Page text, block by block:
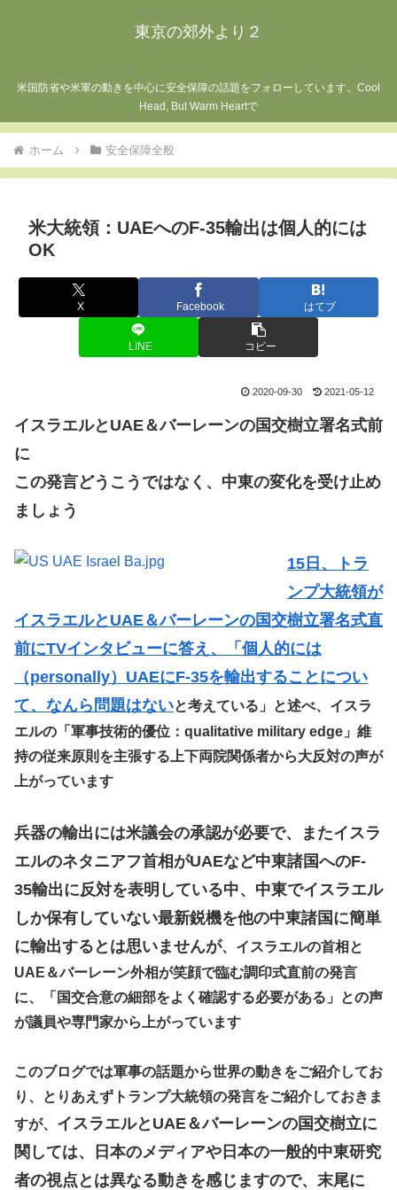
東京の郊外より２
米国防省や米軍の動きを中心に安全保障の話題をフォローしています。Cool
Head, But Warm Heartで
ホーム 安全保障全般
米大統領：UAEへのF-35輸出は個人的には
OK
X Facebook はてブ
LINE コピー
2020-09-30 2021-05-12
イスラエルとUAE＆バーレーンの国交樹立署名式前
に
この発言どうこうではなく、中東の変化を受け止め
ましょう
15日、トラ
ンプ大統領が
イスラエルとUAE＆バーレーンの国交樹立署名式直
前にTVインタビューに答え、「個人的には
（personally）UAEにF-35を輸出することについ
て、なんら問題はないと考えている」と述べ、イスラ
エルの「軍事技術的優位：qualitative military edge」維
持の従来原則を主張する上下両院関係者から大反対の声が
上がっています
兵器の輸出には米議会の承認が必要で、またイスラ
エルのネタニアフ首相がUAEなど中東諸国へのF-
35輸出に反対を表明している中、中東でイスラエル
しか保有していない最新鋭機を他の中東諸国に簡単
に輸出するとは思いませんが、イスラエルの首相と
UAE＆バーレーン外相が笑顔で臨む調印式直前の発言
に、「国交合意の細部をよく確認する必要がある」との声
が議員や専門家から上がっています
このブログでは軍事の話題から世界の動きをご紹介してお
り、とりあえずトランプ大統領の発言をご紹介しておきま
すが、 イスラエルとUAE＆バーレーンの国交樹立に
関しては、日本のメディアや日本の一般的中東研究
者の視点とは異なる動きを感じますので、末尾に